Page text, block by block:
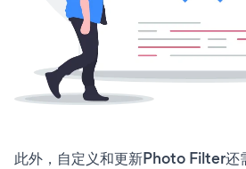
此外，自定义和更新Photo Filter还